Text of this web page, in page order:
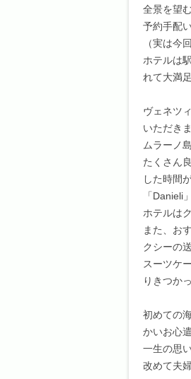
全景を望
予約手配
（実は今
ホテルは
れて大満
ヴェネツ
いただき
ムラーノ
たくさん
した時間
「Danieli
ホテルは
また、お
クシーの
スーツケ
りきつか
初めての
かいお心
一生の思
改めて夫